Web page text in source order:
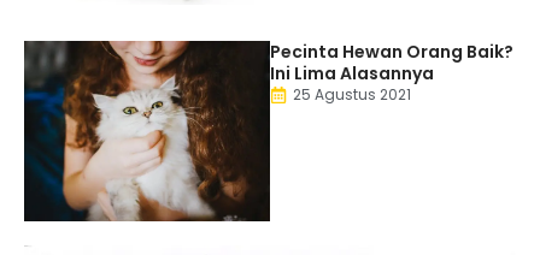
Pecinta Hewan Orang Baik?
Ini Lima Alasannya
25 Agustus 2021